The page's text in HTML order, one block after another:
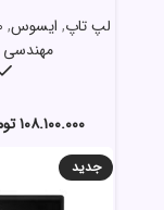
لپ تاپ, ایسوس,
مهندسی
جدید